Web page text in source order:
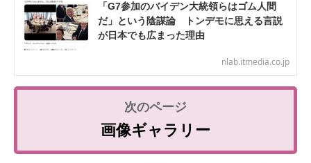
「G7参加のバイデン大統領らはゴム人間
だ」という陰謀論 トンデモに思える言説
が日本でも広まった理由
nlab.itmedia.co.jp
画像ギャラリー